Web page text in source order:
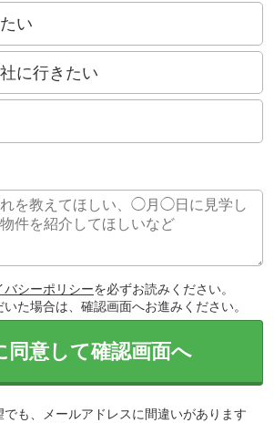
い
に行きたい
バシーポリシーを必ずお読みください。
いた場合は、確認画面へお進みください。
同意して確認画面へ
も、メールアドレスに間違いがあります